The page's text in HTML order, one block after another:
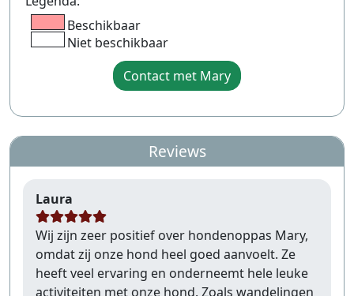
Beschikbaar
Niet beschikbaar
Contact met Mary
Reviews
Laura
Wij zijn zeer positief over hondenoppas Mary,
omdat zij onze hond heel goed aanvoelt. Ze
heeft veel ervaring en onderneemt hele leuke
activiteiten met onze hond. Zoals wandelingen